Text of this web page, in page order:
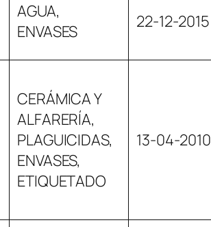
AGUA,
ENVASES
22-12-2015
CERÁMICA Y
ALFARERÍA,
PLAGUICIDAS,
ENVASES,
ETIQUETADO
13-04-2010